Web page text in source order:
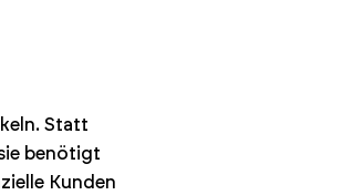
Statt
benötigt
Kunden